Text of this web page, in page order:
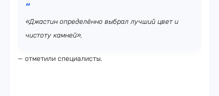
«Джастин определённо выбрал лучший цвет и
чистоту камней»,
— отметили специалисты.